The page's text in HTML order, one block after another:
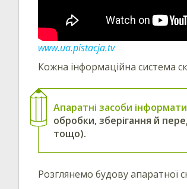
www.ua.pistacja.tv
Кожна інформаційна система
Апаратні засоби
обробки, зберігання й
тощо).
Розглянемо будову апаратної